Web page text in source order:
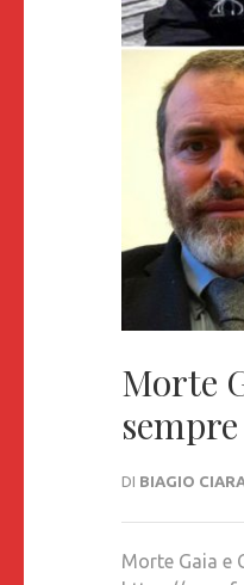
Morte
DI BIAGIO
Morte Gaia e